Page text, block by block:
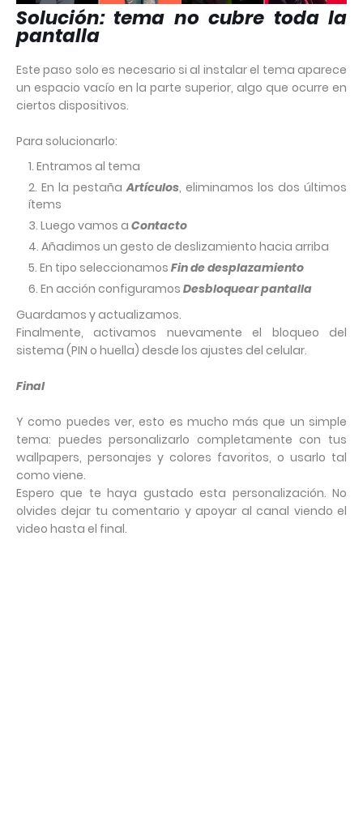
Solución: tema no cubre toda la
pantalla
Este paso solo es necesario si al instalar el tema aparece
un espacio vacío en la parte superior, algo que ocurre en
ciertos dispositivos.
Para solucionarlo:
Entramos al tema
En la pestañaArtículos, eliminamos los dos últimos
ítems
Luego vamos a Contacto
Añadimos un gesto de deslizamiento hacia arriba
En tipo seleccionamos Fin de desplazamiento
En acción configuramos Desbloquear pantalla
Guardamos y actualizamos.
Finalmente, activamos nuevamente el bloqueo del
sistema (PIN o huella) desde los ajustes del celular.
Final
Y como puedes ver, esto es mucho más que un simple
tema: puedes personalizarlo completamente con tus
wallpapers, personajes y colores favoritos, o usarlo tal
como viene.
Espero que te haya gustado esta personalización. No
olvides dejar tu comentario y apoyar al canal viendo el
video hasta el final.